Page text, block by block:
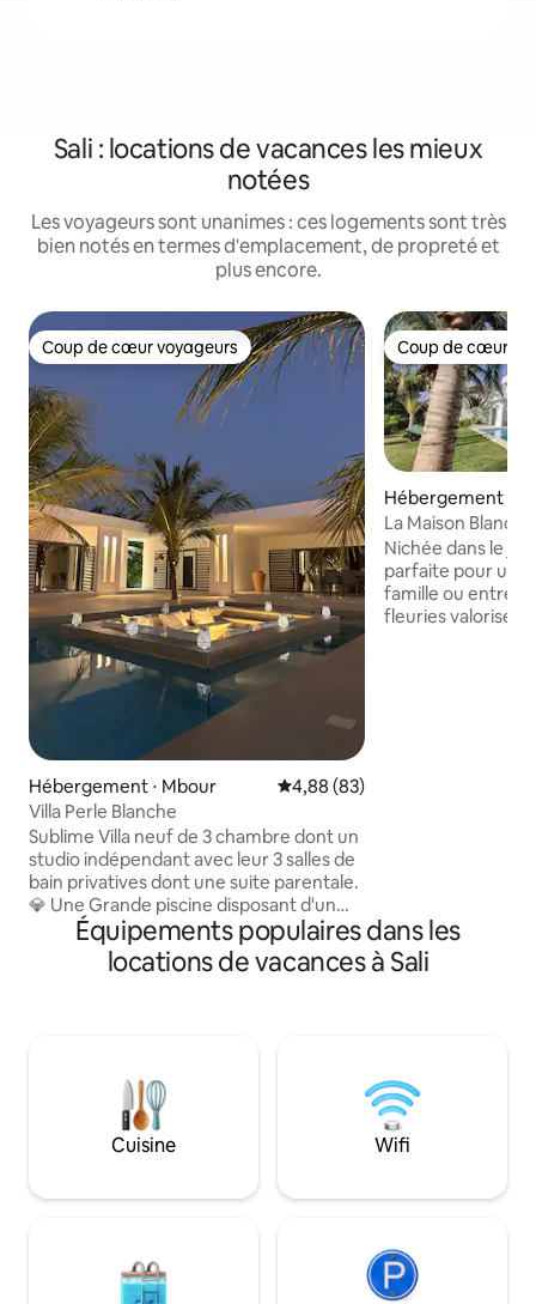
Sali : locations de vacances les mieux
notées
Les voyageurs sont unanimes : ces logements sont très
bien notés en termes d'emplacement, de propreté et
plus encore.
Coup de cœur voyageurs
Coup de cœur voyageurs
Hébergement ⋅ Mbour Évaluation moyenne sur la
4,88 (83)
Villa Perle Blanche
Sublime Villa neuf de 3 chambre dont un
studio indépendant avec leur 3 salles de
bain privatives dont une suite parentale.
💎 Une Grande piscine disposant d'un
magnifique salon immergé, ainsi que des
beds et transats.Un grand séjour avec sa
cuisine US toute équipée.Villa
diagne,à Nguerigne, à 10 minute des
plages de Somone et 15 minute de Saly
Coup de cœur
Coup de cœur
Hébergement ⋅
La Maison
contemporaine
Nichée dans le
parfaite pour un
famille ou entre
fleuries valorisent la piscine
Équipements populaires dans les
locations de vacances à Sali
Cuisine Wifi